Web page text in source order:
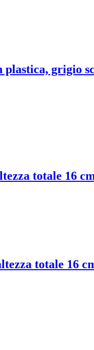
grigio
totale 16
totale 16